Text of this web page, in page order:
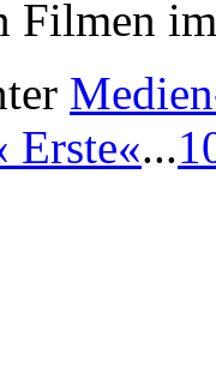
Filmen
Erste«...